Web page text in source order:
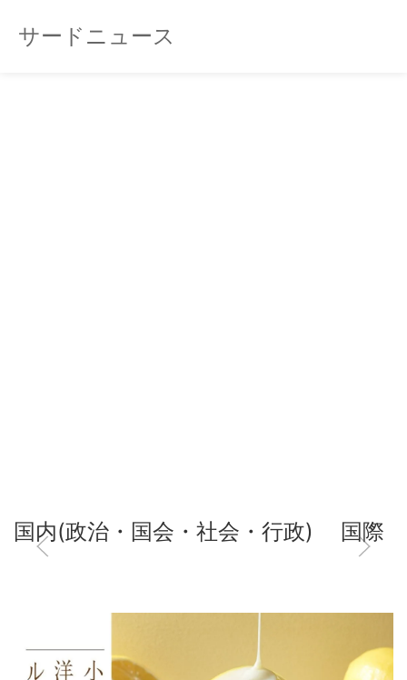
サードニュース
国内(政治・国会・社会・行政) 国際